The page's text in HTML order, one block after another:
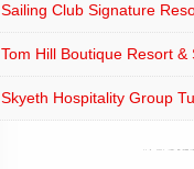
Sailing Club Signature
Tom Hill Boutique Resort
Skyeth Hospitality Group